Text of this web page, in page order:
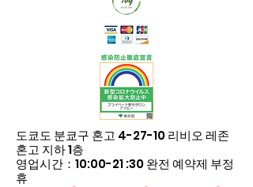
도쿄도 분쿄구 혼고 4-27-10 리비오 레존
혼고 지하 1층
​영업시간：10:00-21:30완전 예약제 부정
휴